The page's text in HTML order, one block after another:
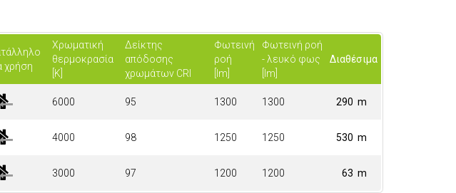
χρήση
Χρωματική
θερμοκρασία
[K]
Δείκτης
απόδοσης
χρωμάτων CRI
Φωτεινή
ροή
[lm]
Φωτεινή ροή
- λευκό φως
[lm]
Διαθέσιμα
6000 95 1300 1300 290 m
4000 98 1250 1250 530 m
3000 97 1200 1200 63 m